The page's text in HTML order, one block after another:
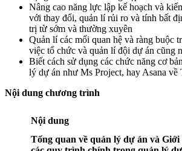
Nâng cao năng lực lập kế hoạch và
với thay đổi, quản lí rủi ro và tính bất
trị từ sớm và thường xuyên
Quản lí các mối quan hệ và ràng buộc
việc tổ chức và quản lí đội dự án cũng
Biết cách sử dụng các chức năng cơ
lý dự án như Ms Project, hay Asana về
Nội dung chương trình
Nội dung
Tổng quan về quản lý dự án và Giới